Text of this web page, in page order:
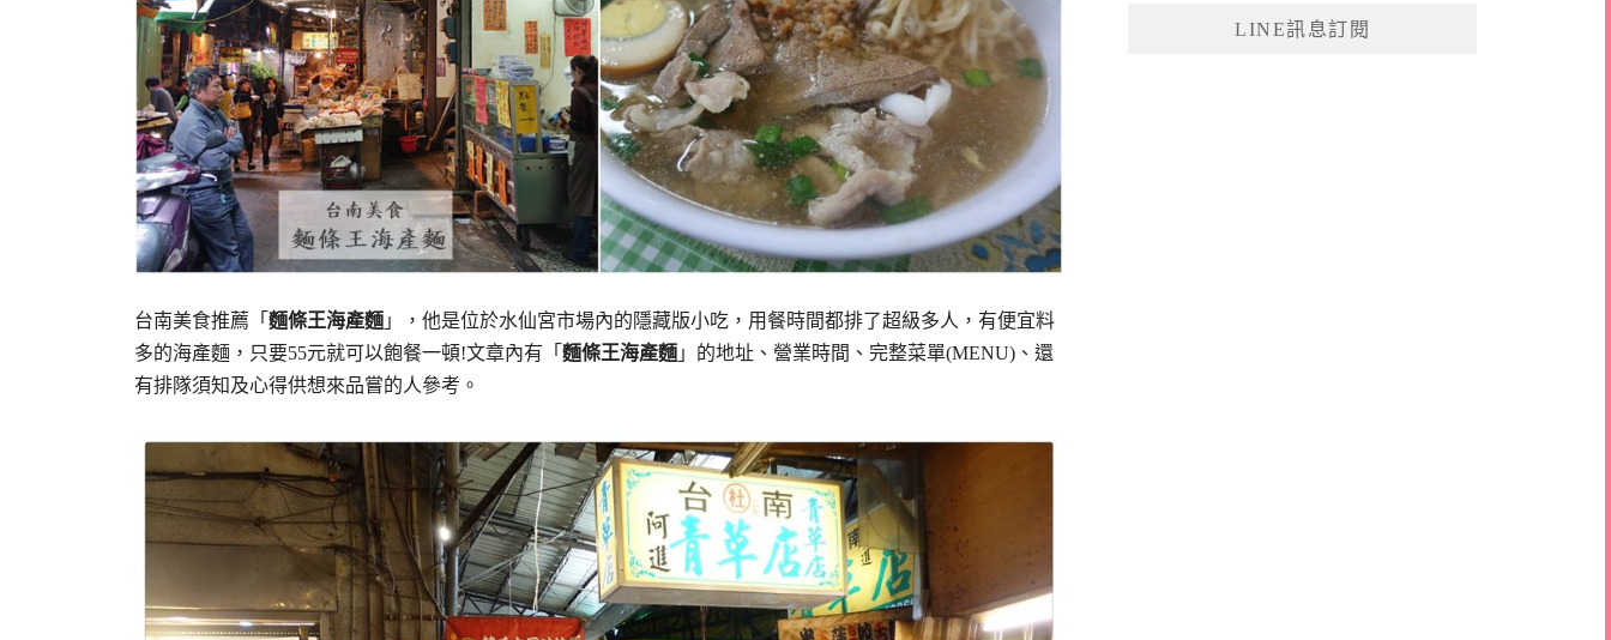
台南美食推薦「 麵條王海產麵 」，他是位於水仙宮市場內的隱藏版小吃，用餐時間都排了超級多人，有便宜料
多的海產麵，只要55元就可以飽餐一頓!文章內有「 麵條王海產麵 」的地址、營業時間、完整菜單(MENU)、還
有排隊須知及心得供想來品嘗的人參考。
LINE訊息訂閱